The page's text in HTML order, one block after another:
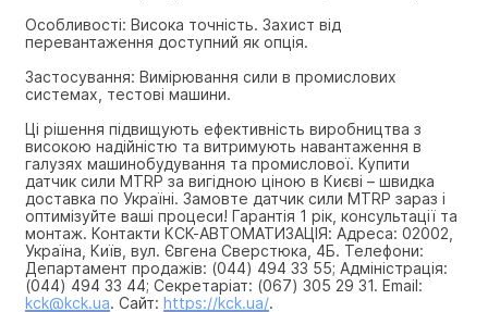
Особливості: Висока точність. Захист від
перевантаження доступний як опція.
Застосування: Вимірювання сили в промислових
системах, тестові машини.
Ці рішення підвищують ефективність виробництва з
високою надійністю та витримують навантаження в
галузях машинобудування та промислової. Купити
датчик сили MTRP за вигідною ціною в Києві – швидка
доставка по Україні. Замовте датчик сили MTRP зараз і
оптимізуйте ваші процеси! Гарантія 1 рік, консультації та
монтаж. Контакти КСК-АВТОМАТИЗАЦІЯ: Адреса: 02002,
Україна, Київ, вул. Євгена Сверстюка, 4Б. Телефони:
Департамент продажів: (044) 494 33 55; Адміністрація:
(044) 494 33 44; Секретаріат: (067) 305 29 31. Email:
kck@kck.ua. Сайт: https://kck.ua/.